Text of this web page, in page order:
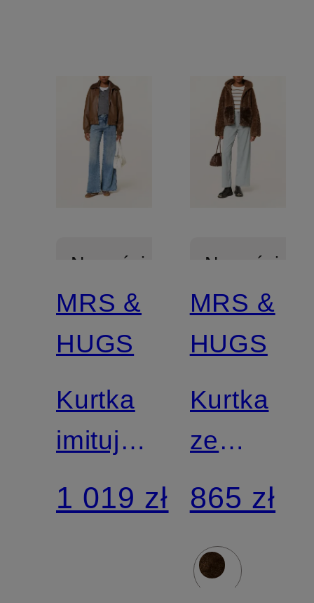
Nowości
MRS &
HUGS
Kurtka
imitująca
skórę
1 019 zł
Nowości
MRS &
HUGS
Kurtka
ze
futra
865 zł